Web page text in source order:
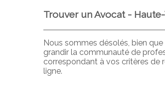
Trouver un Avocat -
Nous sommes désolés, bien
grandir la communauté de
correspondant à vos critères de
ligne.